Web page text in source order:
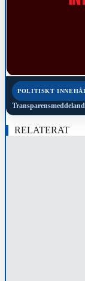
POLITISKT
RELATERAT